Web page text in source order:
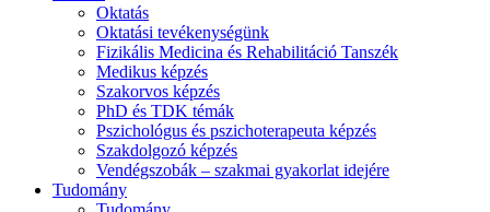
Oktatás
Oktatási tevékenységünk
Fizikális Medicina és Rehabilitáció Tanszék
Medikus képzés
Szakorvos képzés
PhD és TDK témák
Pszichológus és pszichoterapeuta képzés
Szakdolgozó képzés
Vendégszobák – szakmai gyakorlat idejére
Tudomány